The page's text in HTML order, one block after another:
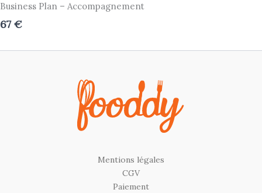
Business Plan – Accompagnement
67 €
Mentions légales
CGV
Paiement